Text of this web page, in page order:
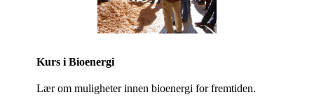
Kurs i Bioenergi
Lær om muligheter innen bioenergi for fremtiden.